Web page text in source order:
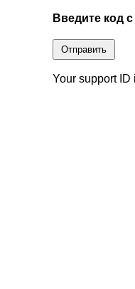
Введите код
Отправить
Your support